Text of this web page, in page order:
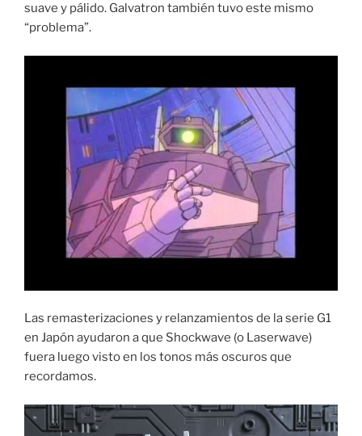
suave y pálido. Galvatron también tuvo este mismo
“problema”.
Las remasterizaciones y relanzamientos de la serie G1
en Japón ayudaron a que Shockwave (o Laserwave)
fuera luego visto en los tonos más oscuros que
recordamos.